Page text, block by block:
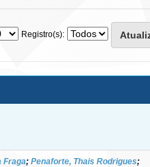
Registro(s):
Fraga; Penaforte, Thais Rodrigues;